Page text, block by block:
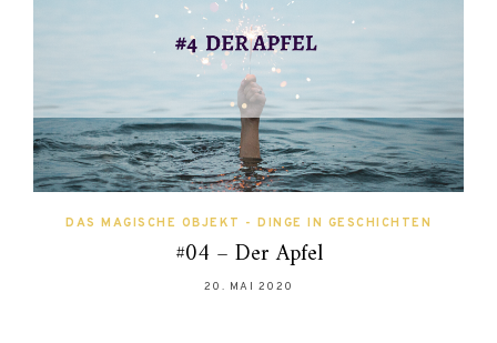
DAS MAGISCHE OBJEKT - DINGE IN GESCHICHTEN
#04 – Der Apfel
20. MAI 2020